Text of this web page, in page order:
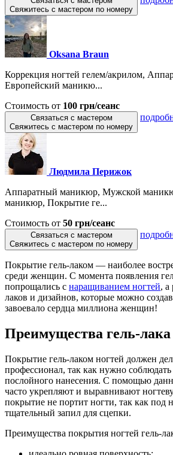
Свяжитесь с мастером по номеру
Oksana Braun
Коррекция ногтей гелем/акрилом,
Европейский маникю...
Стоимость от 100 грн/сеанс
Связаться с мастером
Свяжитесь с мастером по номеру
Людмила Перижок
Аппаратный маникюр, Мужской
маникюр, Покрытие ге...
Стоимость от 50 грн/сеанс
Связаться с мастером
Свяжитесь с мастером по номеру
Покрытие гель-лаком — наиболее
среди женщин. С момента появления
попрощались с наращиванием ногтей, а
лаков и дизайнов, которые можно
завоевало сердца миллиона женщин!
Преимущества гель-лака
Покрытие гель-лаком ногтей должен
профессионал, так как нужно
послойного нанесения. С помощью
часто укрепляют и выравнивают
покрытие не портит ногти, так как под
тщательный запил для сцепки.
Преимущества покрытия ногтей гель-